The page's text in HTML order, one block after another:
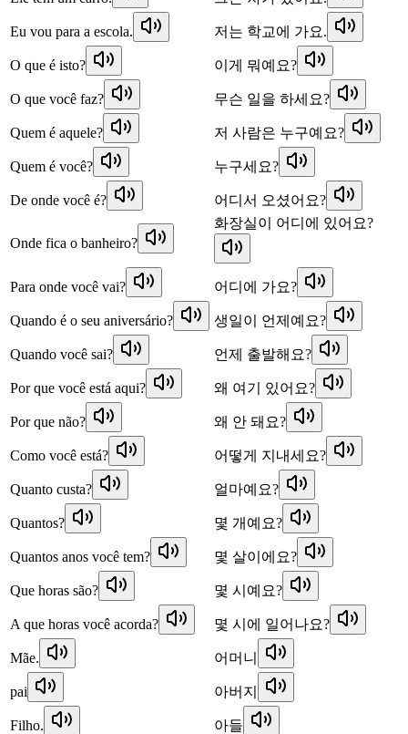
Eu vou para a escola. 저는 학교에 가요.
O que é isto? 이게 뭐예요?
O que você faz? 무슨 일을 하세요?
Quem é aquele? 저 사람은 누구예요?
Quem é você? 누구세요?
De onde você é? 어디서 오셨어요?
Onde fica o banheiro?
화장실이 어디에 있어요?
Para onde você vai? 어디에 가요?
Quando é o seu aniversário? 생일이 언제예요?
Quando você sai? 언제 출발해요?
Por que você está aqui? 왜 여기 있어요?
Por que não? 왜 안 돼요?
Como você está? 어떻게 지내세요?
Quanto custa? 얼마예요?
Quantos? 몇 개예요?
Quantos anos você tem? 몇 살이에요?
Que horas são? 몇 시예요?
A que horas você acorda? 몇 시에 일어나요?
Mãe. 어머니
pai 아버지
Filho. 아들